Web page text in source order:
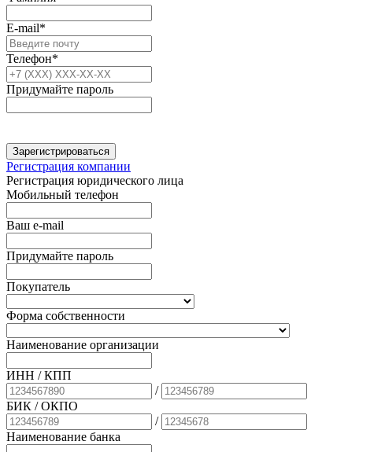
E-mail*
Телефон*
Придумайте пароль
Зарегистрироваться
Регистрация компании
Регистрация юридического лица
Мобильный телефон
Ваш e-mail
Придумайте пароль
Покупатель
Форма собственности
Наименование организации
ИНН / КПП
/
БИК / ОКПО
/
Наименование банка